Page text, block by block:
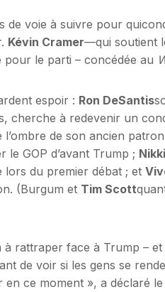
de voie à suivre pour
Kévin Cramer—qui soutient
pour le parti – concédée au
espoir : Ron DeSantis
cherche à redevenir un
de son ancien
GOP d’avant Trump ;
lors du premier débat ; et
(Burgum et Tim Scott
rattraper face à Trump –
de voir si les gens se
en ce moment », a déclaré